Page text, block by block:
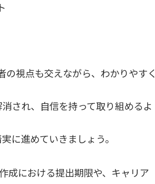
視点も交えながら、わかりやすく
され、自信を持って取り組めるよ
に進めていきましょう。
成における提出期限や、キャリア